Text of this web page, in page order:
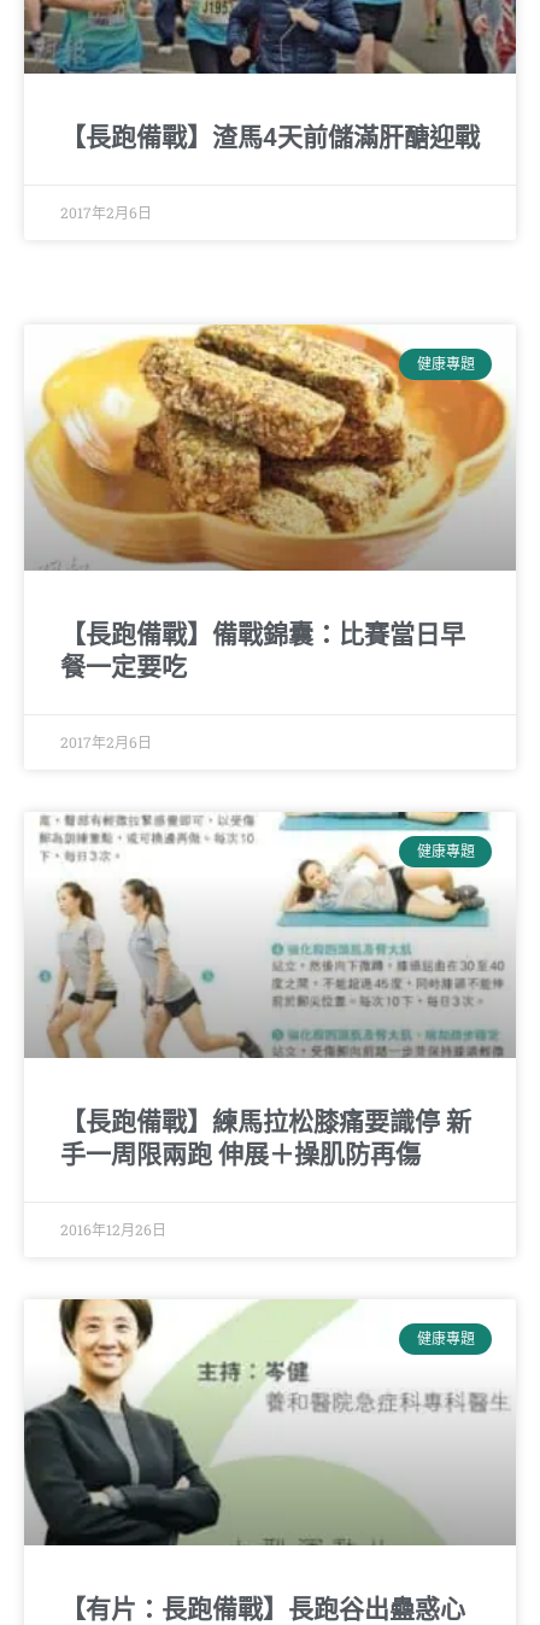
【長跑備戰】渣馬4天前儲滿肝醣迎戰
2017年2月6日
健康專題
【長跑備戰】備戰錦囊：比賽當日早
餐一定要吃
2017年2月6日
健康專題
【長跑備戰】練馬拉松膝痛要識停 新
手一周限兩跑 伸展＋操肌防再傷
2016年12月26日
健康專題
【有片：長跑備戰】長跑谷出蠱惑心